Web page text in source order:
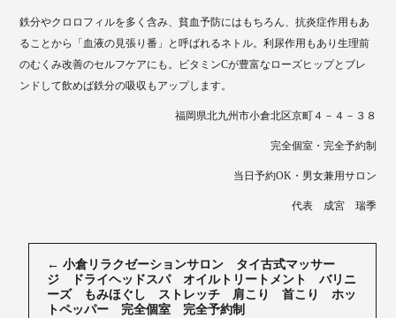
鉄分やクロロフィルを多く含み、貧血予防にはもちろん、抗炎症作用もあ
ることから「血液の見張り番」と呼ばれるネトル。利尿作用もあり生理前
のむくみ改善のセルフケアにも。ビタミンCが豊富なローズヒップとブレ
ンドして飲めば鉄分の吸収もアップします。
福岡県北九州市小倉北区京町４－４－３８
完全個室・完全予約制
当日予約OK・男女兼用サロン
代表 成宮 瑞季
← 小倉リラクゼーションサロン タイ古式マッサー
ジ ドライヘッドスパ オイルトリートメント バリニ
ーズ もみほぐし ストレッチ 肩こり 首こり ホッ
トペッパー 完全個室 完全予約制